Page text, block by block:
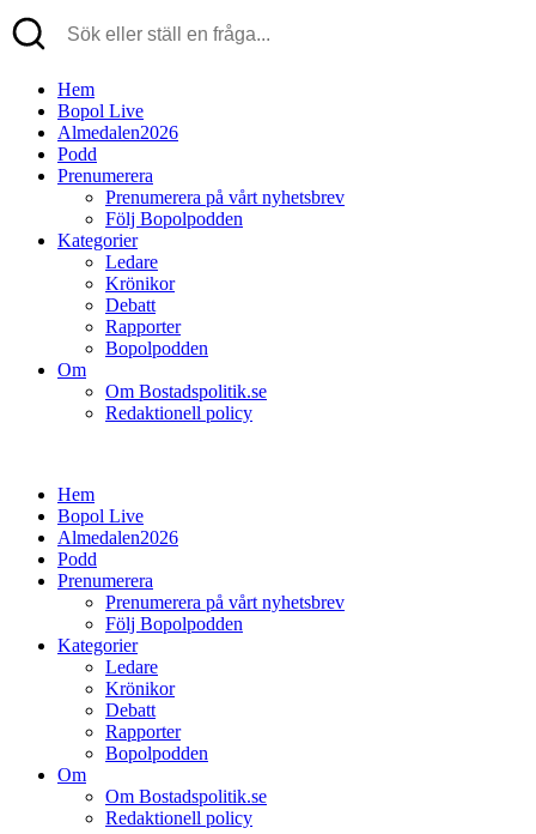
Hem
Bopol Live
Almedalen2026
Podd
Prenumerera
Prenumerera på vårt nyhetsbrev
Följ Bopolpodden
Kategorier
Ledare
Krönikor
Debatt
Rapporter
Bopolpodden
Om
Om Bostadspolitik.se
Redaktionell policy
Hem
Bopol Live
Almedalen2026
Podd
Prenumerera
Prenumerera på vårt nyhetsbrev
Följ Bopolpodden
Kategorier
Ledare
Krönikor
Debatt
Rapporter
Bopolpodden
Om
Om Bostadspolitik.se
Redaktionell policy